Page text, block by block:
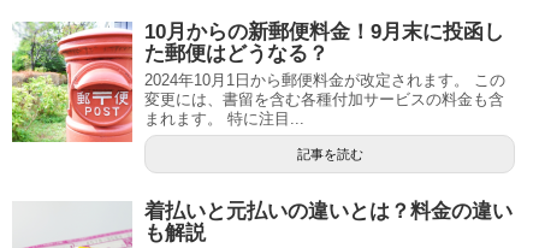
10月からの新郵便料金！9月末に投函し
た郵便はどうなる？
2024年10月1日から郵便料金が改定されます。 この
変更には、書留を含む各種付加サービスの料金も含
まれます。 特に注目...
記事を読む
着払いと元払いの違いとは？料金の違い
も解説